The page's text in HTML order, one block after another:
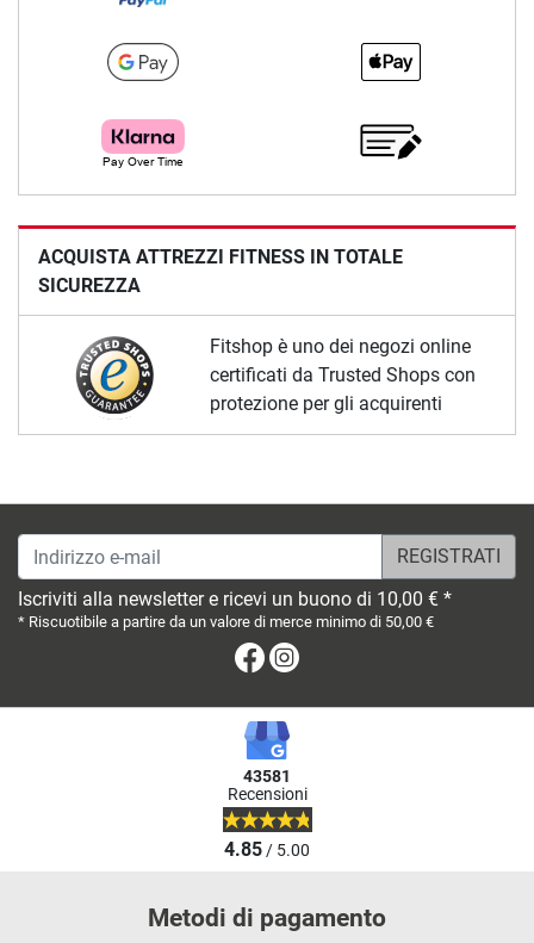
ACQUISTA ATTREZZI FITNESS IN TOTALE
SICUREZZA
Fitshop è uno dei negozi online
certificati da Trusted Shops con
protezione per gli acquirenti
Indirizzo e-mail
Iscriviti alla newsletter e ricevi un buono di 10,00 € *
* Riscuotibile a partire da un valore di merce minimo di 50,00 €
Facebook
43581
Recensioni
4.85/ 5.00
Metodi di pagamento